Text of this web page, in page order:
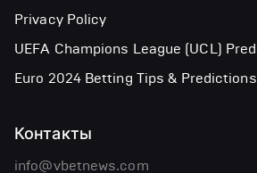
Privacy Policy
UEFA Champions League (UCL)
Euro 2024 Betting Tips & Predictions
Контакты
info@vbetnews.com